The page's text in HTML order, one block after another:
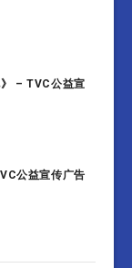
》 – TVC公益宣
公益宣传广告